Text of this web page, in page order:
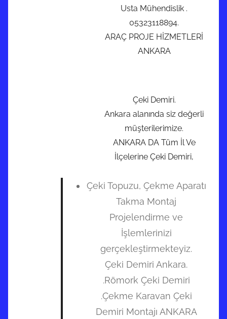
Usta Mühendislik .
05323118894.
ARAÇ PROJE HİZMETLERİ
ANKARA
Çeki Demiri.
Ankara alanında siz değerli
müşterilerimize.
ANKARA DA Tüm İl Ve
İlçelerine Çeki Demiri,
Çeki Topuzu, Çekme Aparatı
Takma Montaj
Projelendirme ve
İşlemlerinizi
gerçekleştirmekteyiz.
Çeki Demiri Ankara.
.Römork Çeki Demiri
.Çekme Karavan Çeki
Demiri Montajı ANKARA